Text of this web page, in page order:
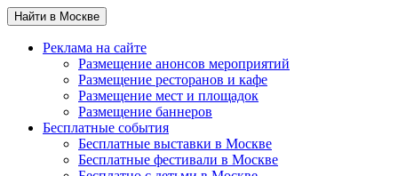
Найти в Москве
Реклама на сайте
Размещение анонсов мероприятий
Размещение ресторанов и кафе
Размещение мест и площадок
Размещение баннеров
Бесплатные события
Бесплатные выставки в Москве
Бесплатные фестивали в Москве